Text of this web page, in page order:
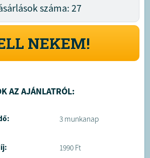
száma: 27
NEKEM!
AZ AJÁNLATRÓL:
3 munkanap
1990 Ft